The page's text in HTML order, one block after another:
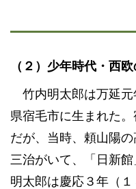
（２）少年時代・西
竹内明太郎は万延
県宿毛市に生まれた
だが、当時、頼山陽
三治がいて、「日新館
明太郎は慶応３年（